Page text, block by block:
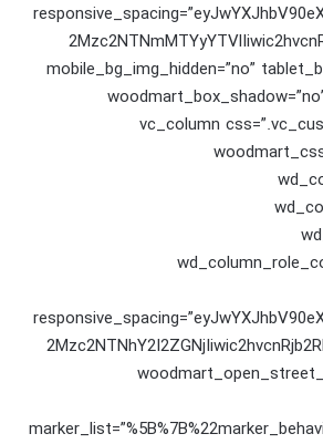
mobile_bg_img_hidden=”no”
mobile_reset_margin=”no” tablet_reset_margin=”no”